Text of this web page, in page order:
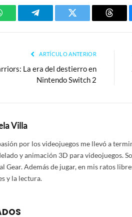
Telegram Twitter
ARTÍCULO ANTERIOR
La era del destierro en
Nintendo Switch 2
Villa
por los videojuegos me llevó a
y animación 3D para videojuegos.
Gear. Además de jugar, en mis ratos
y la lectura.